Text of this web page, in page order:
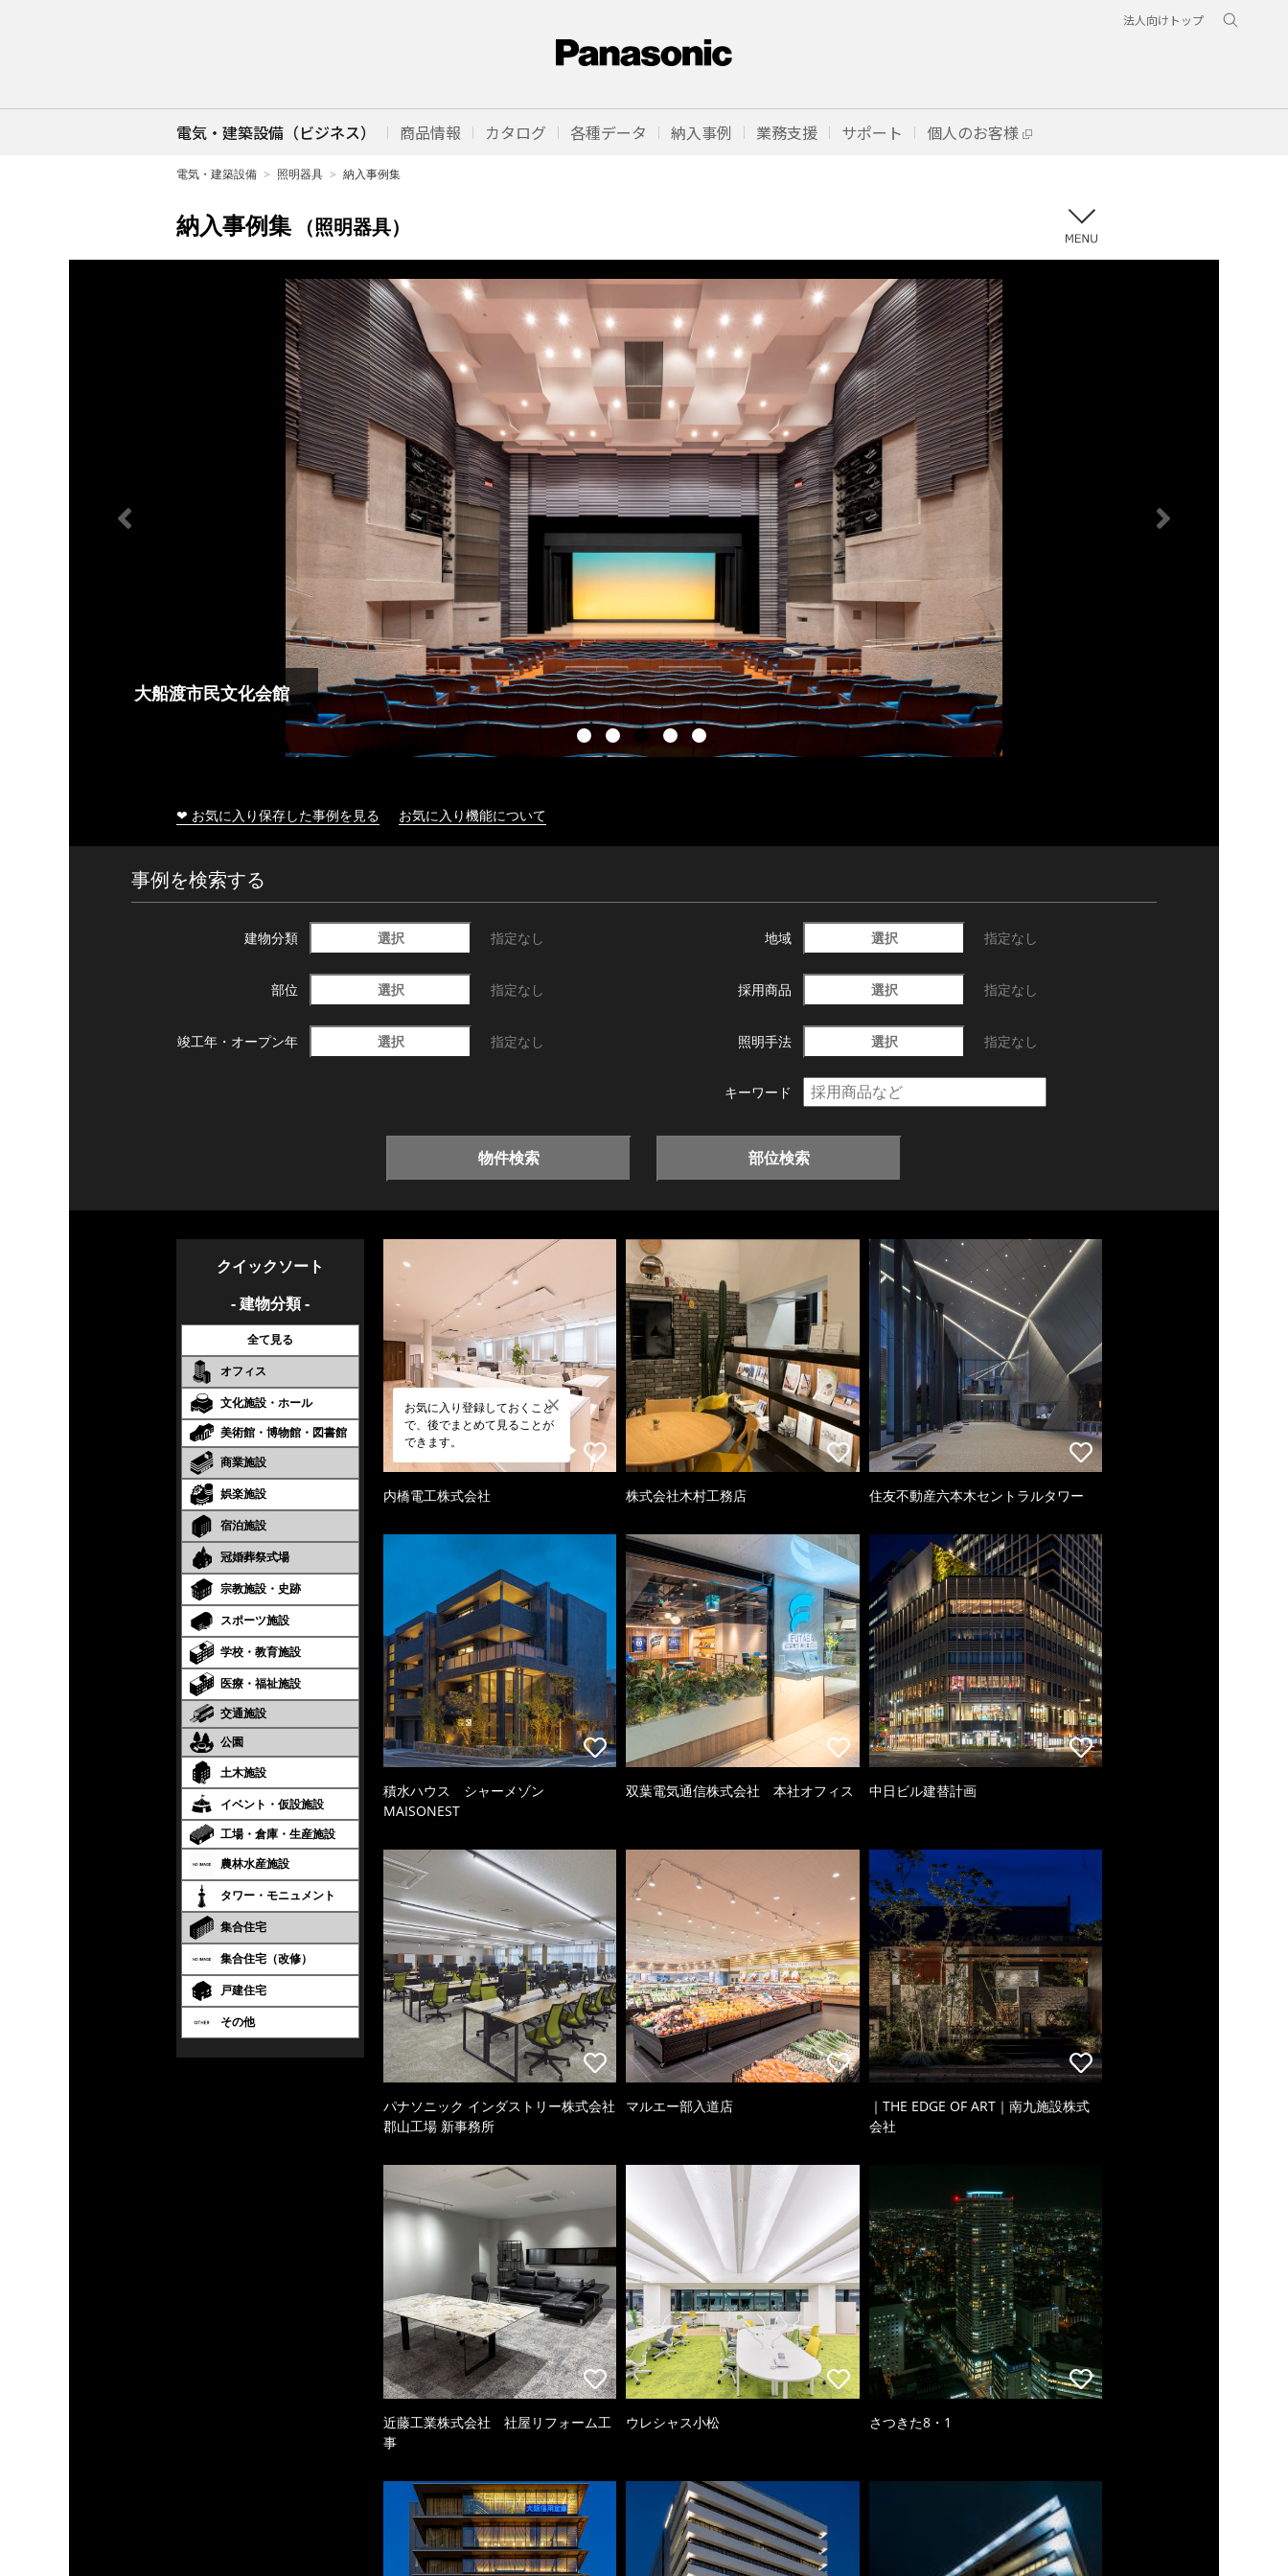
法人向けトップ
電気・建築設備（ビジネス） 商品情報 カタログ 各種データ 納入事例 業務支援 サポート 個人のお客様
電気・建築設備 照明器具 納入事例集
納入事例集 （照明器具）
大船渡市民文化会館
❤ お気に入り保存した事例を見る お気に入り機能について
事例を検索する
建物分類 選択 指定なし 地域 選択 指定なし
部位 選択 指定なし 採用商品 選択 指定なし
竣工年・ オープン年 選択 指定なし 照明手法 選択 指定なし
キーワード
物件検索 部位検索
クイックソート
- 建物分類 -
全て見る
オフィス
文化施設・ホール
美術館・博物館・図書館
商業施設
娯楽施設
宿泊施設
冠婚葬祭式場
宗教施設・史跡
スポーツ施設
学校・教育施設
医療・福祉施設
交通施設
公園
土木施設
イベント・仮設施設
工場・倉庫・生産施設
農林水産施設
タワー・モニュメント
集合住宅
集合住宅（改修）
戸建住宅
その他
お気に入り登録しておくこと
で、後でまとめて見ることが
できます。
内橋電工株式会社 株式会社木村工務店 住友不動産六本木セントラルタワー
積水ハウス シャーメゾン
MAISONEST
双葉電気通信株式会社 本社オフィス 中日ビル建替計画
パナソニック インダストリー株式会社
郡山工場 新事務所
マルエー部入道店
｜THE EDGE OF ART｜南九施設株式
会社
近藤工業株式会社 社屋リフォーム工
事
ウレシャス小松 さつきた8・1